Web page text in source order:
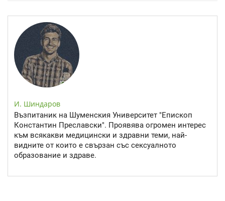
И. Шиндаров
Възпитаник на Шуменския Университет "Епископ
Константин Преславски". Проявява огромен интерес
към всякакви медицински и здравни теми, най-
видните от които е свързан със сексуалното
образование и здраве.